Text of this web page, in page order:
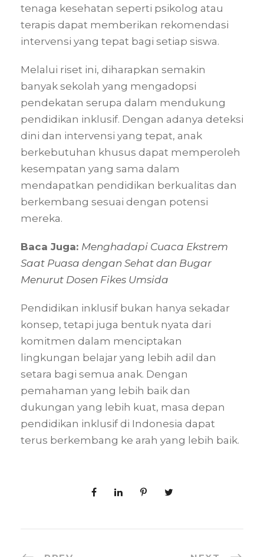
tenaga kesehatan seperti psikolog atau
terapis dapat memberikan rekomendasi
intervensi yang tepat bagi setiap siswa.
Melalui riset ini, diharapkan semakin
banyak sekolah yang mengadopsi
pendekatan serupa dalam mendukung
pendidikan inklusif. Dengan adanya deteksi
dini dan intervensi yang tepat, anak
berkebutuhan khusus dapat memperoleh
kesempatan yang sama dalam
mendapatkan pendidikan berkualitas dan
berkembang sesuai dengan potensi
mereka.
Baca Juga: Menghadapi Cuaca Ekstrem
Saat Puasa dengan Sehat dan Bugar
Menurut Dosen Fikes Umsida
Pendidikan inklusif bukan hanya sekadar
konsep, tetapi juga bentuk nyata dari
komitmen dalam menciptakan
lingkungan belajar yang lebih adil dan
setara bagi semua anak. Dengan
pemahaman yang lebih baik dan
dukungan yang lebih kuat, masa depan
pendidikan inklusif di Indonesia dapat
terus berkembang ke arah yang lebih baik.